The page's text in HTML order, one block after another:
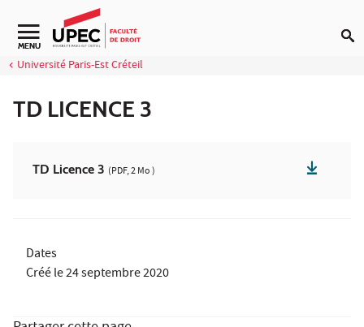
Aller au contenu
Navigation secondaire
MENU
Université Paris-Est Créteil
TD LICENCE 3
TD Licence 3 (PDF, 2 Mo )
Dates
Créé le24 septembre 2020